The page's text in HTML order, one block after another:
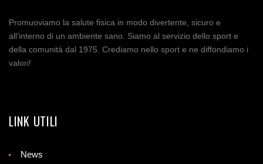
Promuoviamo la salute fisica in modo divertente, sicuro e
all’interno di un ambiente sano. Siamo al servizio dello sport e
della comunità dal 1975. Crediamo nello sport e ne diffondiamo i
valori!
LINK UTILI
News